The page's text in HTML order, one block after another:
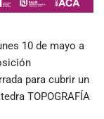
10 de mayo a
para cubrir un
TOPOGRAFÍA